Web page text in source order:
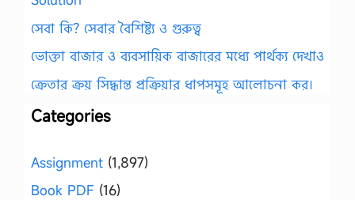
সেবা কি? সেবার বৈশিষ্ট্য ও গুরুত্ব
ভোক্তা বাজার ও ব্যবসায়িক বাজারের মধ্যে পার্থক্য দেখাও
ক্রেতার ক্রয় সিদ্ধান্ত প্রক্রিয়ার ধাপসমূহ আলোচনা কর।
Categories
Assignment (1,897)
Book PDF (16)